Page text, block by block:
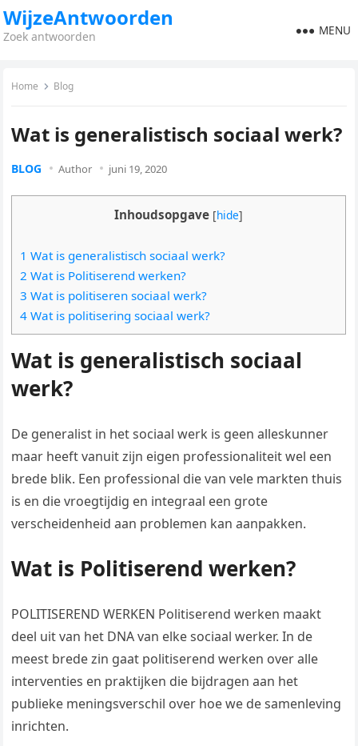
WijzeAntwoorden
Zoek antwoorden MENU
Home Blog
Wat is generalistisch sociaal werk?
BLOG Author juni 19, 2020
Inhoudsopgave [hide]
1 Wat is generalistisch sociaal werk?
2 Wat is Politiserend werken?
3 Wat is politiseren sociaal werk?
4 Wat is politisering sociaal werk?
Wat is generalistisch sociaal
werk?
De generalist in het sociaal werk is geen alleskunner
maar heeft vanuit zijn eigen professionaliteit wel een
brede blik. Een professional die van vele markten thuis
is en die vroegtijdig en integraal een grote
verscheidenheid aan problemen kan aanpakken.
Wat is Politiserend werken?
​POLITISEREND WERKEN Politiserend werken maakt
deel uit van het DNA van elke sociaal werker. In de
meest brede zin gaat politiserend werken over alle
interventies en praktijken die bijdragen aan het
publieke meningsverschil over hoe we de samenleving
inrichten.